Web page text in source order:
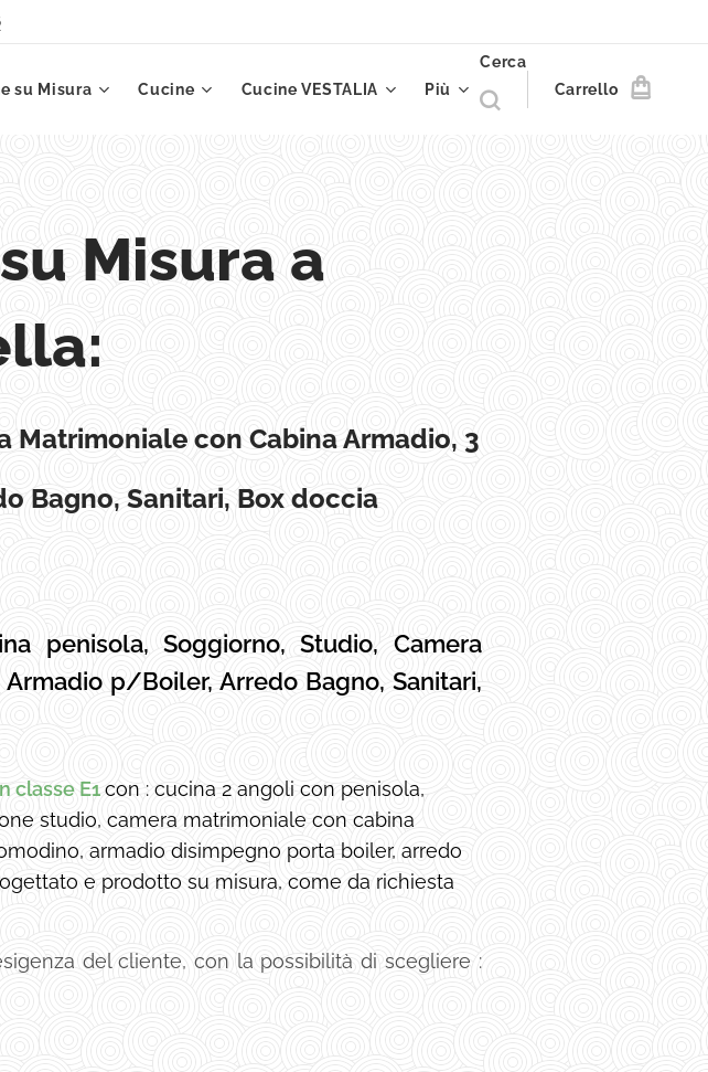
su Misura Cucine Cucine VESTALIA Più
Cerca
Carrello
su Misura a
Matrimoniale con Cabina Armadio, 3
Bagno, Sanitari, Box doccia
penisola, Soggiorno, Studio, Camera
p/Boiler, Arredo Bagno, Sanitari,
classe E1con : cucina 2 angoli con penisola,
studio, camera matrimoniale con cabina
armadio disimpegno porta boiler, arredo
e prodotto su misura, come da richiesta
del cliente, con la possibilità di scegliere :